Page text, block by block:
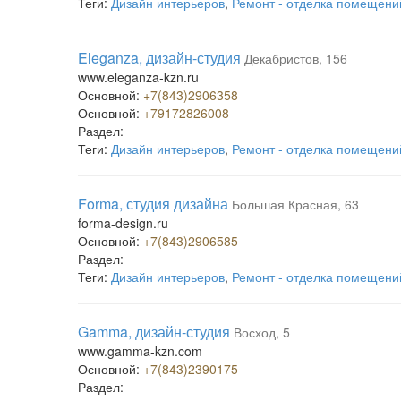
Eleganza, дизайн-студия Декабристов, 156
www.eleganza-kzn.ru
Основной: +7(843)2906358
Основной: +79172826008
Раздел:
Теги: Дизайн интерьеров, Ремонт - отделка
Forma, студия дизайна Большая Красная, 63
forma-design.ru
Основной: +7(843)2906585
Раздел:
Теги: Дизайн интерьеров, Ремонт - отделка
Gamma, дизайн-студия Восход, 5
www.gamma-kzn.com
Основной: +7(843)2390175
Раздел: